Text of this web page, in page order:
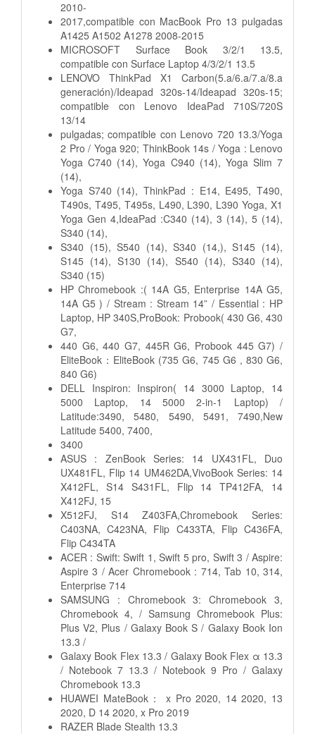
2010-
2017,compatible con MacBook Pro 13 pulgadas
A1425 A1502 A1278 2008-2015
MICROSOFT Surface Book 3/2/1 13.5,
compatible con Surface Laptop 4/3/2/1 13.5
LENOVO ThinkPad X1 Carbon(5.a/6.a/7.a/8.a
generación)/Ideapad 320s-14/Ideapad 320s-15;
compatible con Lenovo IdeaPad 710S/720S
13/14
pulgadas; compatible con Lenovo 720 13.3/Yoga
2 Pro / Yoga 920; ThinkBook 14s / Yoga : Lenovo
Yoga C740 (14), Yoga C940 (14), Yoga Slim 7
(14),
Yoga S740 (14), ThinkPad : E14, E495, T490,
T490s, T495, T495s, L490, L390, L390 Yoga, X1
Yoga Gen 4,IdeaPad :C340 (14), 3 (14), 5 (14),
S340 (14),
S340 (15), S540 (14), S340 (14,), S145 (14),
S145 (14), S130 (14), S540 (14), S340 (14),
S340 (15)
HP Chromebook :( 14A G5, Enterprise 14A G5,
14A G5 ) / Stream : Stream 14” / Essential : HP
Laptop, HP 340S,ProBook: Probook( 430 G6, 430
G7,
440 G6, 440 G7, 445R G6, Probook 445 G7) /
EliteBook：EliteBook (735 G6, 745 G6 , 830 G6,
840 G6)
DELL Inspiron: Inspiron( 14 3000 Laptop, 14
5000 Laptop, 14 5000 2-in-1 Laptop) /
Latitude:3490, 5480, 5490, 5491, 7490,New
Latitude 5400, 7400,
3400
ASUS : ZenBook Series: 14 UX431FL, Duo
UX481FL, Flip 14 UM462DA,VivoBook Series: 14
X412FL, S14 S431FL, Flip 14 TP412FA, 14
X412FJ, 15
X512FJ, S14 Z403FA,Chromebook Series:
C403NA, C423NA, Flip C433TA, Flip C436FA,
Flip C434TA
ACER : Swift: Swift 1, Swift 5 pro, Swift 3 / Aspire:
Aspire 3 / Acer Chromebook : 714, Tab 10, 314,
Enterprise 714
SAMSUNG : Chromebook 3: Chromebook 3,
Chromebook 4, / Samsung Chromebook Plus:
Plus V2, Plus / Galaxy Book S / Galaxy Book Ion
13.3 /
Galaxy Book Flex 13.3 / Galaxy Book Flex α 13.3
/ Notebook 7 13.3 / Notebook 9 Pro / Galaxy
Chromebook 13.3
HUAWEI MateBook： x Pro 2020, 14 2020, 13
2020, D 14 2020, x Pro 2019
RAZER Blade Stealth 13.3